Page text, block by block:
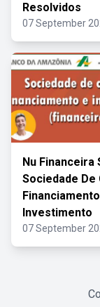
Resolvidos
07 September
Nu Financeira
Sociedade De
Investimento
07 September